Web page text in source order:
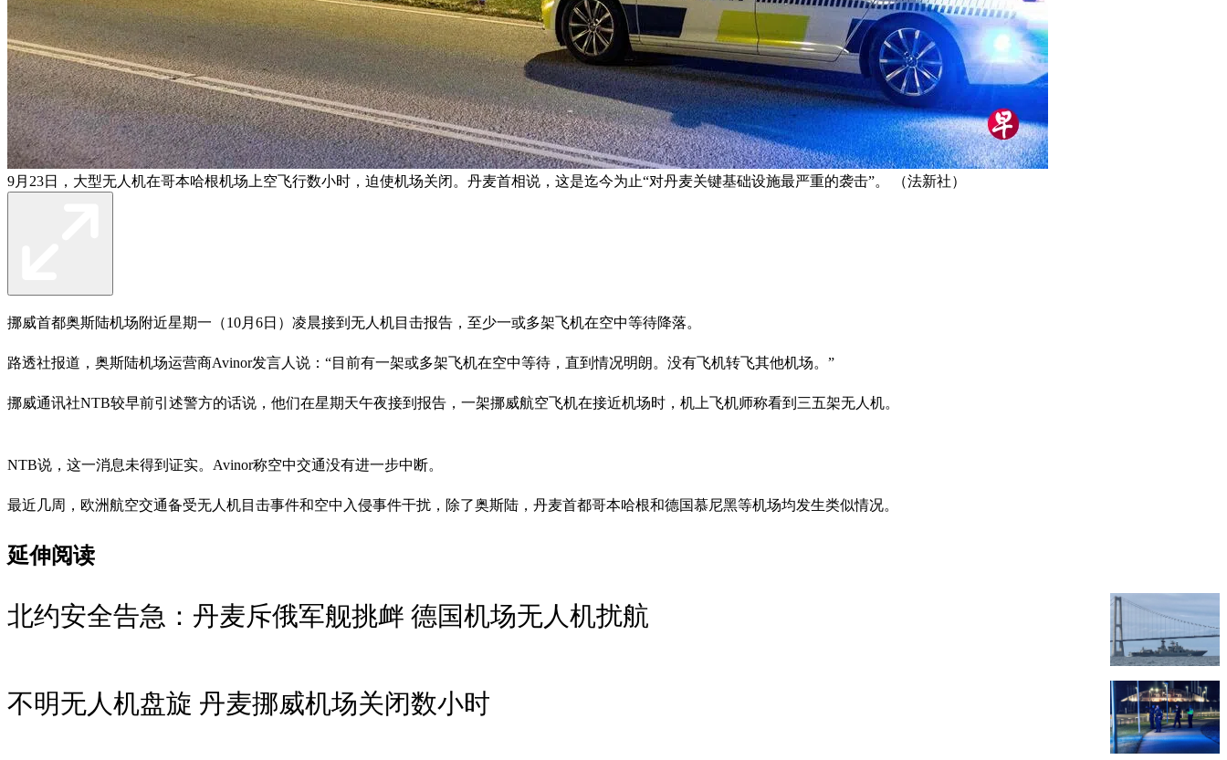
9月23日，大型无人机在哥本哈根机场上空飞行数小时，迫使机场关闭。丹麦首相说，这是迄今为止“对丹麦关键基础设施最严重的袭击”。 （法新社）
挪威首都奥斯陆机场附近星期一（10月6日）凌晨接到无人机目击报告，至少一或多架飞机在空中等待降落。
路透社报道，奥斯陆机场运营商Avinor发言人说：“目前有一架或多架飞机在空中等待，直到情况明朗。没有飞机转飞其他机场。”
挪威通讯社NTB较早前引述警方的话说，他们在星期天午夜接到报告，一架挪威航空飞机在接近机场时，机上飞机师称看到三五架无人机。
NTB说，这一消息未得到证实。Avinor称空中交通没有进一步中断。
最近几周，欧洲航空交通备受无人机目击事件和空中入侵事件干扰，除了奥斯陆，丹麦首都哥本哈根和德国慕尼黑等机场均发生类似情况。
延伸阅读
北约安全告急：丹麦斥俄军舰挑衅 德国机场无人机扰航
不明无人机盘旋 丹麦挪威机场关闭数小时